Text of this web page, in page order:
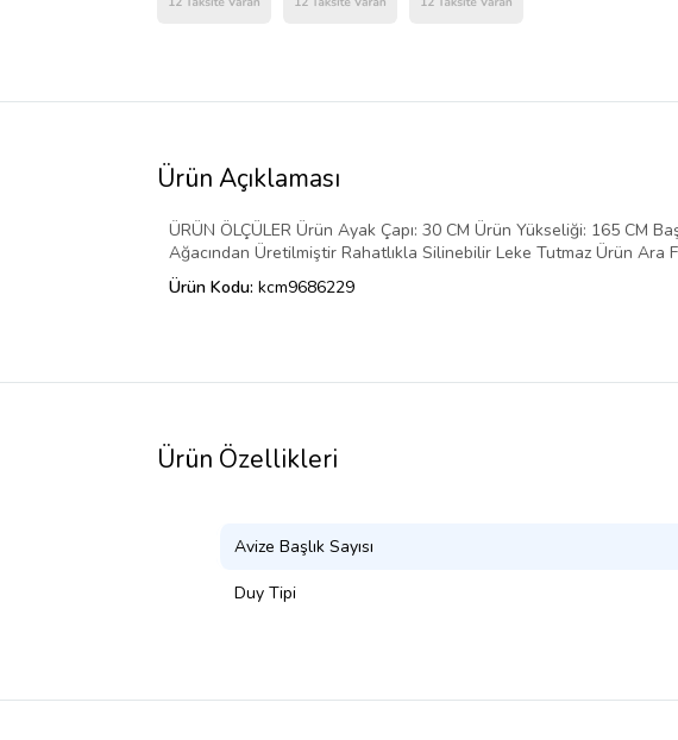
Ürün Açıklaması
ÜRÜN ÖLÇÜLER Ürün Ayak Çapı: 30 CM Ürün Yükseliği: 165 CM
Ağacından Üretilmiştir Rahatlıkla Silinebilir Leke Tutmaz Ürün Ara
Ürün Kodu: kcm9686229
Ürün Özellikleri
Avize Başlık Sayısı
Duy Tipi